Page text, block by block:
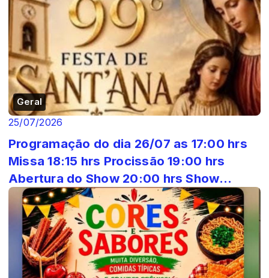
Geral
25/07/2026
Programação do dia 26/07 as 17:00 hrs
Missa 18:15 hrs Procissão 19:00 hrs
Abertura do Show 20:00 hrs Show
Cleiton S...